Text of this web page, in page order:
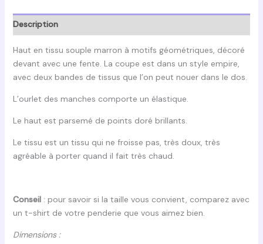
motif
géométrique
Description
Haut en tissu souple marron à motifs géométriques, décoré
devant avec une fente. La coupe est dans un style empire,
avec deux bandes de tissus que l’on peut nouer dans le dos.
L’ourlet des manches comporte un élastique.
Le haut est parsemé de points doré brillants.
Le tissu est un tissu qui ne froisse pas, très doux, très
agréable à porter quand il fait très chaud.
Conseil: pour savoir si la taille vous convient, comparez avec
un t-shirt de votre penderie que vous aimez bien.
Dimensions :